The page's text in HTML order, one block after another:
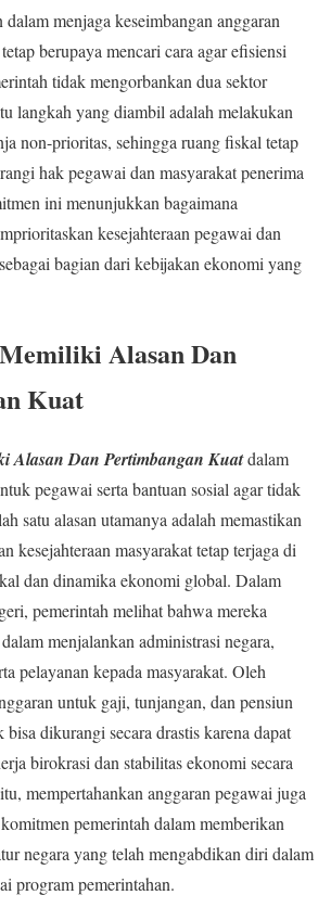
menjaga keseimbangan anggaran
berupaya mencari cara agar efisiensi
tidak mengorbankan dua sektor
langkah yang diambil adalah melakukan
non-prioritas, sehingga ruang fiskal tetap
hak pegawai dan masyarakat penerima
ini menunjukkan bagaimana
kesejahteraan pegawai dan
bagian dari kebijakan ekonomi yang
Alasan Dan
Kuat
Alasan Dan Pertimbangan Kuatdalam
pegawai serta bantuan sosial agar tidak
satu alasan utamanya adalah memastikan
kesejahteraan masyarakat tetap terjaga di
dan dinamika ekonomi global. Dalam
pemerintah melihat bahwa mereka
menjalankan administrasi negara,
pelayanan kepada masyarakat. Oleh
untuk gaji, tunjangan, dan pensiun
dikurangi secara drastis karena dapat
birokrasi dan stabilitas ekonomi secara
mempertahankan anggaran pegawai juga
pemerintah dalam memberikan
negara yang telah mengabdikan diri dalam
program pemerintahan.